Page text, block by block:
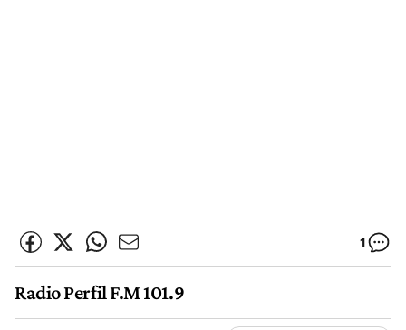
1
Radio Perfil F.M 101.9